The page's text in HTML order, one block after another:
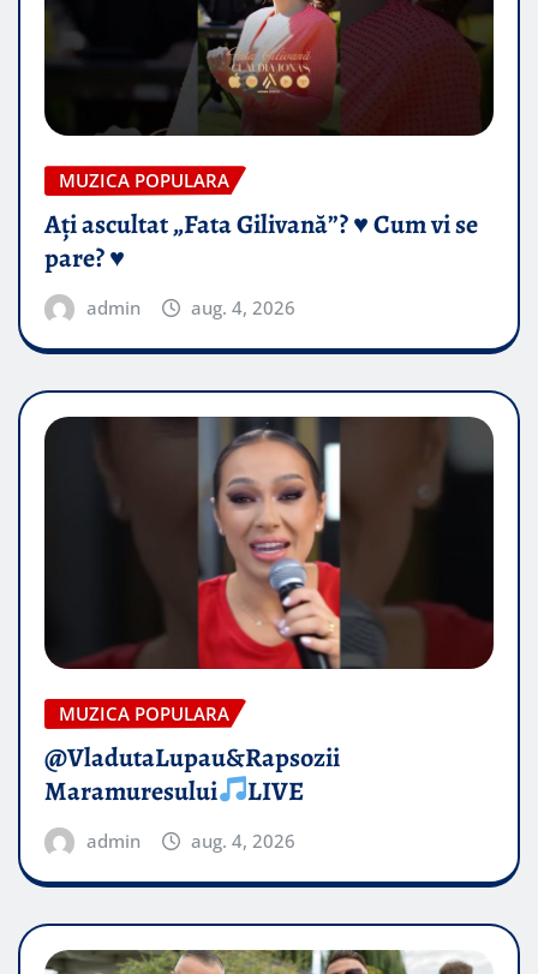
MUZICA POPULARA
Ați ascultat „Fata Gilivană”? ♥️ Cum vi se
pare? ♥️
admin aug. 4, 2026
MUZICA POPULARA
@VladutaLupau&Rapsozii
Maramuresului
LIVE
admin aug. 4, 2026